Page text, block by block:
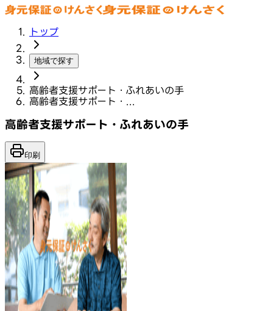
トップ
地域で探す
高齢者支援サポート・ふれあいの手
高齢者支援サポート・...
高齢者支援サポート・ふれあいの手
印刷